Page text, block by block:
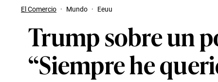
El Comercio · Mundo · Eeuu
Trump sobre un
“Siempre he